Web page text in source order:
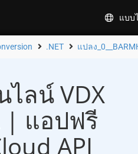
แบบ
.NET แปลง
ลน์ VDX
| แอปฟรี
API